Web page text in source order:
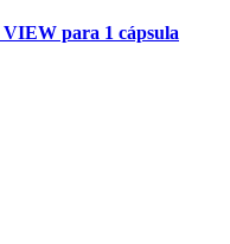
para 1 cápsula